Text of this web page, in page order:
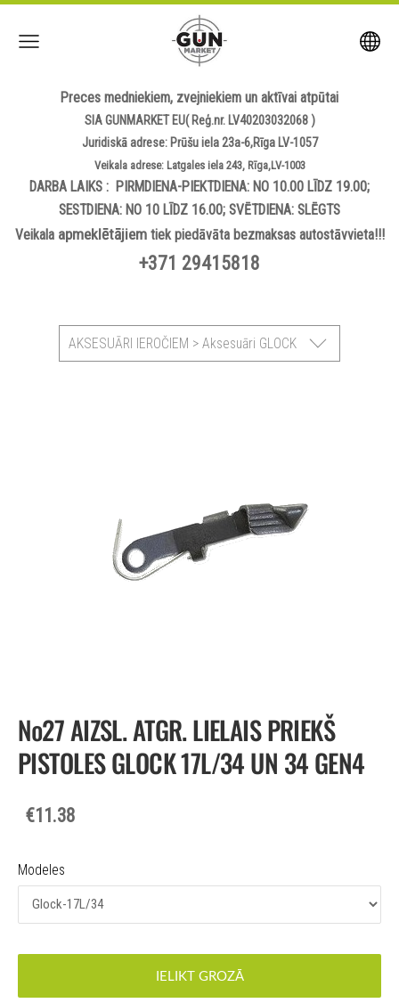
Preces medniekiem, zvejniekiem un aktīvai atpūtai
SIA GUNMARKET EU( Reģ.nr. LV40203032068 )
Juridiskā adrese: Prūšu iela 23a-6,Rīga LV-1057
Veikala adrese: Latgales iela 243, Rīga,LV-1003
DARBA LAIKS : PIRMDIENA-PIEKTDIENA: NO 10.00 LĪDZ 19.00;
SESTDIENA: NO 10 LĪDZ 16.00; SVĒTDIENA: SLĒGTS
Veikala apmeklētājiemtiek piedāvāta bezmaksas autostāvvieta!!!
+371 29415818
AKSESUĀRI IEROČIEM > Aksesuāri GLOCK
№27 AIZSL. ATGR. LIELAIS PRIEKŠ
PISTOLES GLOCK 17L/34 UN 34 GEN4
€11.38
Modeles
IELIKT GROZĀ